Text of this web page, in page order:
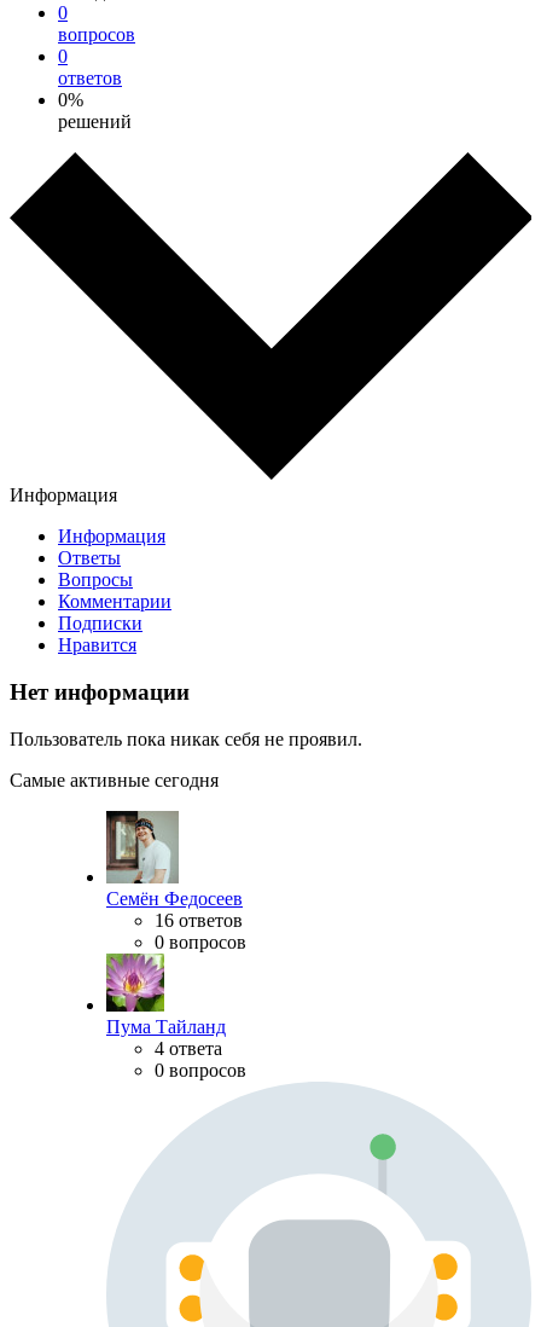
0
вопросов
0
ответов
0%
решений
Информация
Информация
Ответы
Вопросы
Комментарии
Подписки
Нравится
Нет информации
Пользователь пока никак себя не проявил.
Самые активные сегодня
Семён Федосеев
16 ответов
0 вопросов
Пума Тайланд
4 ответа
0 вопросов